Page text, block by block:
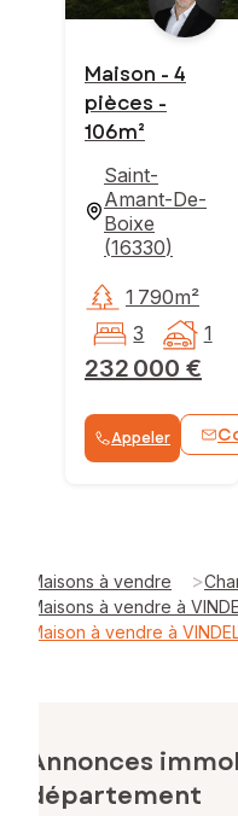
Maison - 4
pièces -
106m²
Saint-
Amant-De-
Boixe
(16330)
232 000 €
1 790m²
3
1
Appeler
Maisons à vendre >
Maisons à vendre à
Maison à vendre à
Annonces
département